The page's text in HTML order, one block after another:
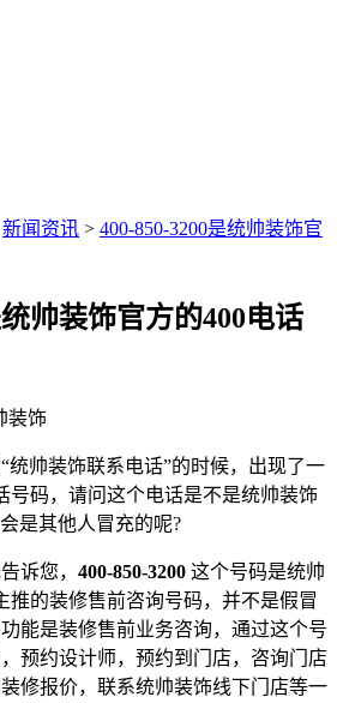
新闻资讯 > 400-850-3200是统帅装饰官
帅装饰官方的400电话
装饰
统帅装饰联系电话”的时候，出现了一
号码，请问这个电话是不是统帅装饰
是其他人冒充的呢?
诉您， 400-850-3200 这个号码是统帅
推的装修售前咨询号码，并不是假冒
能是装修售前业务咨询，通过这个号
预约设计师，预约到门店，咨询门店
修报价，联系统帅装饰线下门店等一